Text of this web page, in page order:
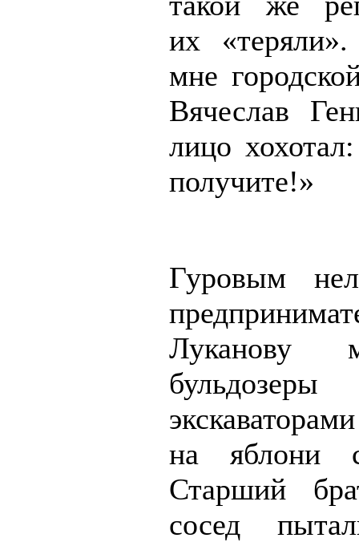
их
мне
Вячеслав
лицо
получите!»
Гуровым
на яблони
Старший
сосед